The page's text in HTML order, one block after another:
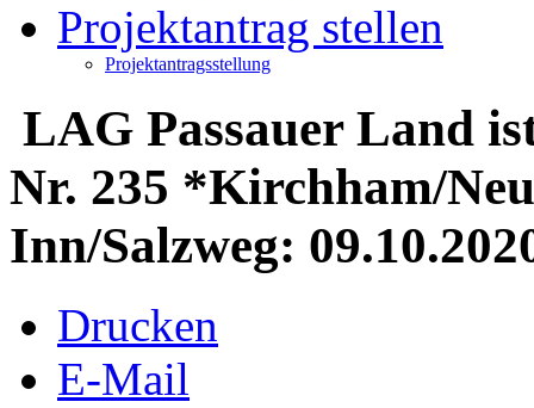
Projektantrag stellen
Projektantragsstellung
LAG Passauer Land
Nr. 235 *Kirchham/
Inn/Salzweg:
Drucken
E-Mail